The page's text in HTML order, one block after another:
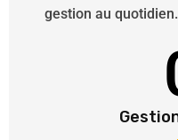
gestion au quotidien.